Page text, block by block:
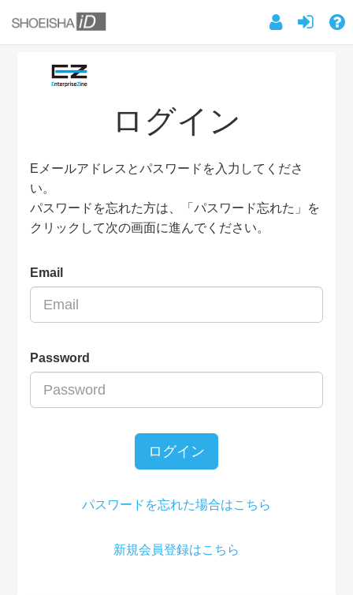
ログイン
Eメールアドレスとパスワードを入力してくださ
い。
パスワードを忘れた方は、「パスワード忘れた」を
クリックして次の画面に進んでください。
Email
Password
ログイン
パスワードを忘れた場合はこちら
新規会員登録はこちら